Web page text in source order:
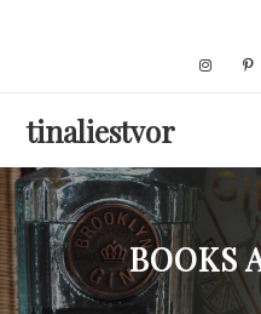
tinaliestvor
BOOKS